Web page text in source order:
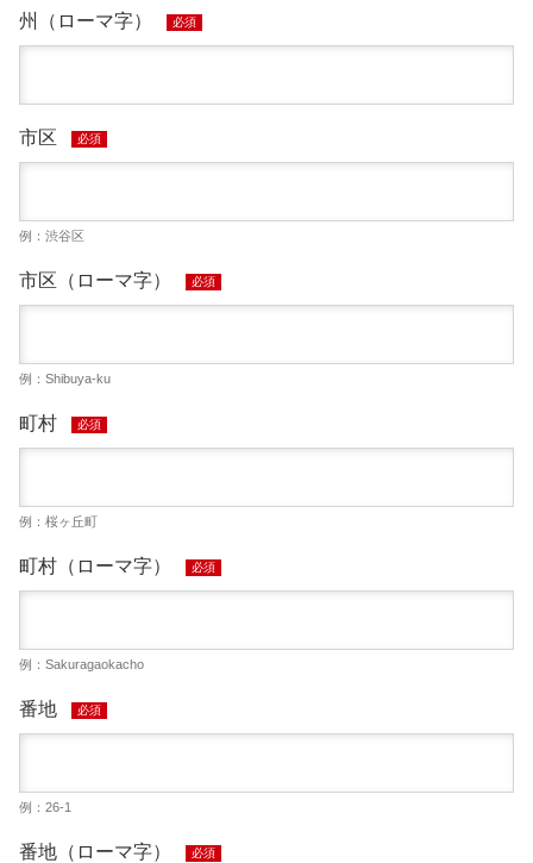
州（ローマ字） 必須
市区 必須
例：渋谷区
市区（ローマ字） 必須
例：Shibuya-ku
町村 必須
例：桜ヶ丘町
町村（ローマ字） 必須
例：Sakuragaokacho
番地 必須
例：26-1
番地（ローマ字） 必須